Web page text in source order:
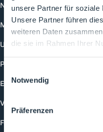
unsere Partner für soziale
Unsere Partner führen
weiteren Daten
die sie im Rahmen Ihrer
Notwendig
Präferenzen
News
Mediathek
Unternehmen
Produkte
Events
Vorträge
Future-Faces